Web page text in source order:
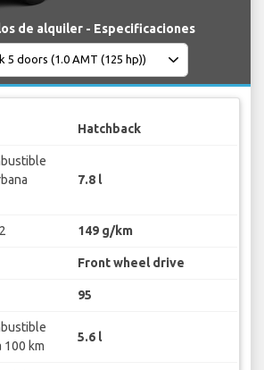
de alquiler - Especificaciones
Hatchback
7.8 l
149 g/km
Front wheel drive
95
100 km
5.6 l